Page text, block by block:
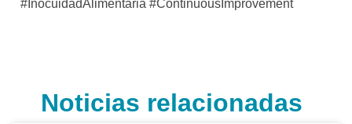
#InocuidadAlimentaria #ContinuousImprovement
Noticias relacionadas